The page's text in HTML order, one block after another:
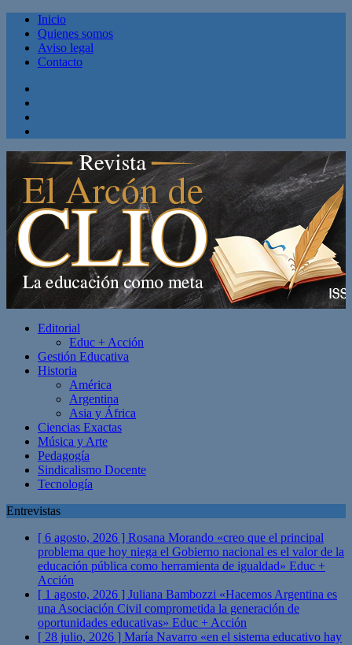
Inicio
Quienes somos
Aviso legal
Contacto
Editorial
Educ + Acción
Gestión Educativa
Historia
América
Argentina
Asia y África
Ciencias Exactas
Música y Arte
Pedagogía
Sindicalismo Docente
Tecnología
Entrevistas
[ 6 agosto, 2026 ] Rosana Morando «creo que el principal
problema que hoy niega el Gobierno nacional es el valor de la
educación pública como herramienta de igualdad» Educ +
Acción
[ 1 agosto, 2026 ] Juliana Bambozzi «Hacemos Argentina es
una Asociación Civil comprometida la generación de
oportunidades educativas» Educ + Acción
[ 28 julio, 2026 ] María Navarro «en el sistema educativo hay